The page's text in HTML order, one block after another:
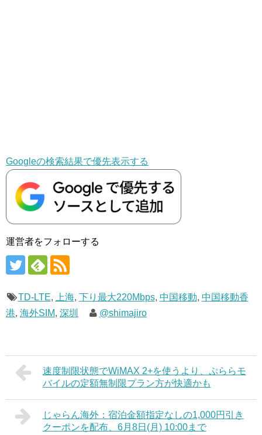
Googleの検索結果で優先表示する
運営者をフォローする
TD-LTE, 上海, 下り最大220Mbps, 中国移動, 中国移動香
港, 海外SIM, 深圳 @shimajiro
速度制限状態でWiMAX 2+を使うより、ぷららモ
バイルの定額無制限プラン方が快適かも
じゃらん海外：宿泊金額指定なしの1,000円引き
クーポンを配布、6月8日(月) 10:00まで